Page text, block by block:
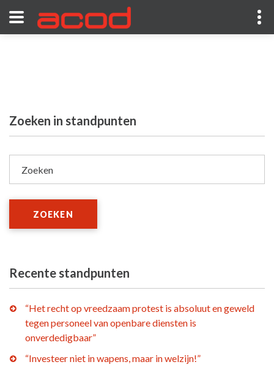
Zoeken in standpunten
Zoeken
ZOEKEN
Recente standpunten
“Het recht op vreedzaam protest is absoluut en geweld
tegen personeel van openbare diensten is
onverdedigbaar”
“Investeer niet in wapens, maar in welzijn!”